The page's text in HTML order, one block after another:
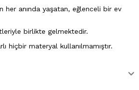
her anında yaşatan, eğlenceli bir ev
birlikte gelmektedir.
hiçbir materyal kullanılmamıştır.